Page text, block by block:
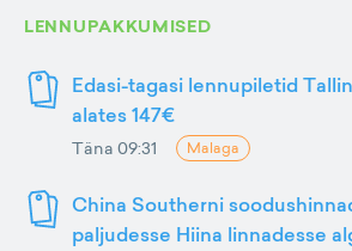
LENNUPAKKUMISED
Edasi-tagasi lennupiletid
alates 147€
Täna 09:31 Malaga
China Southerni
paljudesse Hiina linnadesse